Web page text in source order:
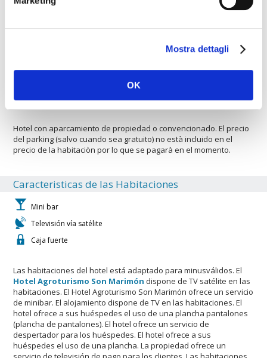
Mostra dettagli
OK
un proyector disponible para el uso en las reuniones. El Hotel
turismo de negocios. El hotel cuenta con un bar para tomar una
pequeños. El hotel es perfecto para los que aman nadar. Hay un
Hotel Agroturismo Son Marimón es perfecto para los amantes de
las compras. El hotel es ideal para los deportes. Hay una solarium
Hotel con aparcamiento de propiedad o convencionado. El precio
del parking (salvo cuando sea gratuito) no està incluido en el
precio de la habitaciòn por lo que se pagarà en el momento.
Caracteristicas de las Habitaciones
Mini bar
Televisión vía satélite
Caja fuerte
Las habitaciones del hotel está adaptado para minusválidos. El
Hotel Agroturismo Son Marimón dispone de TV satélite en las
habitaciones. El Hotel Agroturismo Son Marimón ofrece un servicio
de minibar. El alojamiento dispone de TV en las habitaciones. El
hotel ofrece a sus huéspedes el uso de una plancha pantalones
(plancha de pantalones). El hotel ofrece un servicio de
despertador para los huéspedes. El hotel ofrece a sus
huéspedes el uso de una plancha. La propiedad ofrece un